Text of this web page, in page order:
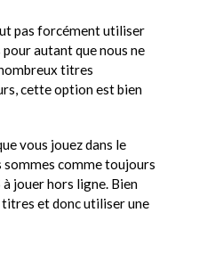
pas forcément utiliser
autant que nous ne
titres
cette option est bien
vous jouez dans le
sommes comme toujours
jouer hors ligne. Bien
et donc utiliser une